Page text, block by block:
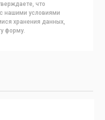
что
нашими условиями
хранения данных,
форму.